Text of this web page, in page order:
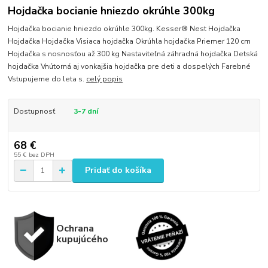
Hojdačka bocianie hniezdo okrúhle 300kg
Hojdačka bocianie hniezdo okrúhle 300kg. Kesser® Nest Hojdačka
Hojdačka Hojdačka Visiaca hojdačka Okrúhla hojdačka Priemer 120 cm
Hojdačka s nosnosťou až 300 kg Nastaviteľná záhradná hojdačka Detská
hojdačka Vnútorná aj vonkajšia hojdačka pre deti a dospelých Farebné
Vstupujeme do leta s. celý popis
Dostupnosť 3-7 dní
68 €
55 € bez DPH
Pridať do košíka
Ochrana
kupujúcého